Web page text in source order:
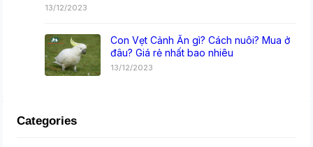
13/12/2023
Con Vẹt Cảnh Ăn gì? Cách nuôi? Mua ở
đâu? Giá rẻ nhất bao nhiêu
13/12/2023
Categories